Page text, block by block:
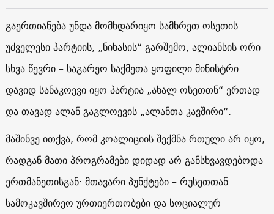
გაერთიანება უნდა მომხდარიყო სამხრეთ ოსეთის
უძველესი პარტიის, „ნიხასის“ გარშემო, ალიანსის ორი
სხვა წევრი – საგარეო საქმეთა ყოფილი მინისტრი
დავიდ სანაკოევი იყო პარტია „ახალ ოსეთთნ“ ერთად
და თავად ალან გაგლოევის „ალანთა კავშირი“.
მაშინვე ითქვა, რომ კოალიციის შექმნა რთული არ იყო,
რადგან მათი პროგრამები დიდად არ განსხვავდებოდა
ერთმანეთისგან: მთავარი პუნქტები – რუსეთთან
სამოკავშირეო ურთიერთობები და სოციალურ-